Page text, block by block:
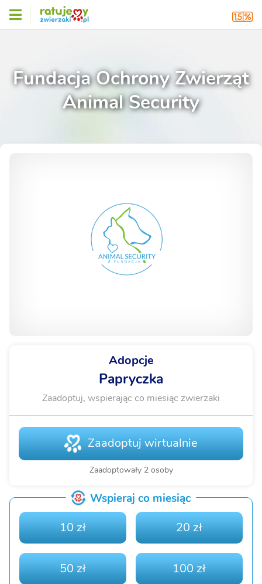
Fundacja Ochrony Zwierząt
Animal Security
Adopcje
Papryczka
Zaadoptuj, wspierając co miesiąc zwierzaki
Zaadoptuj wirtualnie
Zaadoptowały 2 osoby
Wspieraj co miesiąc
10 zł 20 zł
50 zł 100 zł